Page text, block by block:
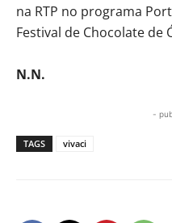
na RTP no programa
Festival de Chocolate de
N.N.
-
TAGS vivaci